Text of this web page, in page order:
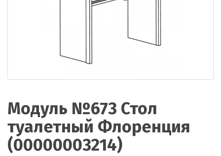
Модуль №673 Стол
туалетный Флоренция
(00000003214)